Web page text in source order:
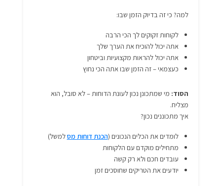
למה? כי זה בדיוק הזמן שבו:
לקוחות זקוקים לך הכי הרבה
אתה יכול להוכיח את הערך שלך
אתה יכול להראות מקצועיות וביטחון
כעצמאי – זה הזמן שבו אתה הכי נחוץ
הסוד: מי שמתכונן נכון לעונת הדוחות – לא סובל, הוא
מצליח.
איך מתכוננים נכון?
לומדים את הכלים הנכונים (הכנת דוחות מסלמשל)
מתחילים מוקדם עם הלקוחות
עובדים חכם ולא רק קשה
יודעים את הטריקים שחוסכים זמן